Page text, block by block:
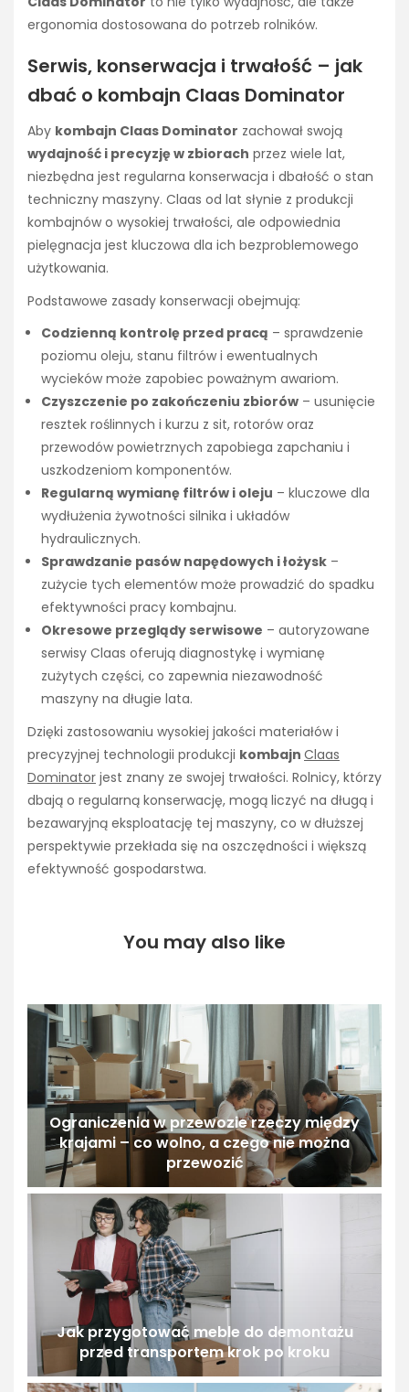
ergonomia dostosowana do potrzeb rolników.
Serwis, konserwacja i trwałość – jak
dbać o kombajn Claas Dominator
Aby kombajn Claas Dominator zachował swoją
wydajność i precyzję w zbiorach przez wiele lat,
niezbędna jest regularna konserwacja i dbałość o stan
techniczny maszyny. Claas od lat słynie z produkcji
kombajnów o wysokiej trwałości, ale odpowiednia
pielęgnacja jest kluczowa dla ich bezproblemowego
użytkowania.
Podstawowe zasady konserwacji obejmują:
Codzienną kontrolę przed pracą – sprawdzenie
poziomu oleju, stanu filtrów i ewentualnych
wycieków może zapobiec poważnym awariom.
Czyszczenie po zakończeniu zbiorów – usunięcie
resztek roślinnych i kurzu z sit, rotorów oraz
przewodów powietrznych zapobiega zapchaniu i
uszkodzeniom komponentów.
Regularną wymianę filtrów i oleju – kluczowe dla
wydłużenia żywotności silnika i układów
hydraulicznych.
Sprawdzanie pasów napędowych i łożysk –
zużycie tych elementów może prowadzić do spadku
efektywności pracy kombajnu.
Okresowe przeglądy serwisowe – autoryzowane
serwisy Claas oferują diagnostykę i wymianę
zużytych części, co zapewnia niezawodność
maszyny na długie lata.
Dzięki zastosowaniu wysokiej jakości materiałów i
precyzyjnej technologii produkcji kombajn Claas
Dominator jest znany ze swojej trwałości. Rolnicy, którzy
dbają o regularną konserwację, mogą liczyć na długą i
bezawaryjną eksploatację tej maszyny, co w dłuższej
perspektywie przekłada się na oszczędności i większą
efektywność gospodarstwa.
You may also like
Ograniczenia w przewozie rzeczy między
krajami – co wolno, a czego nie można
przewozić
Jak przygotować meble do demontażu
przed transportem krok po kroku